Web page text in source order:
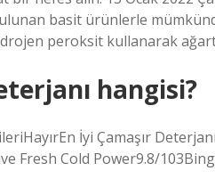
basit ürünlerle
peroksit kullanarak
hangisi?
İyi Çamaşır
Fresh Cold Power9.8/